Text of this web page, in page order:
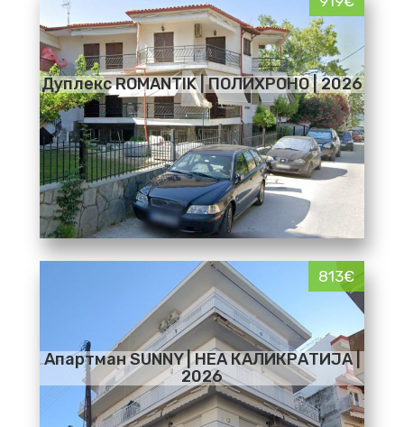
Дуплекс ROMANTIK | ПОЛИХРОНО | 2026
813€
Апартман SUNNY | НЕА КАЛИКРАТИЈА |
2026